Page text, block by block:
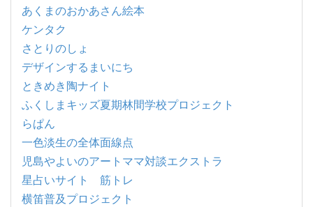
あくまのおかあさん絵本
ケンタク
さとりのしょ
デザインするまいにち
ときめき陶ナイト
ふくしまキッズ夏期林間学校プロジェクト
らぱん
一色淡生の全体面線点
児島やよいのアートママ対談エクストラ
星占いサイト 筋トレ
横笛普及プロジェクト